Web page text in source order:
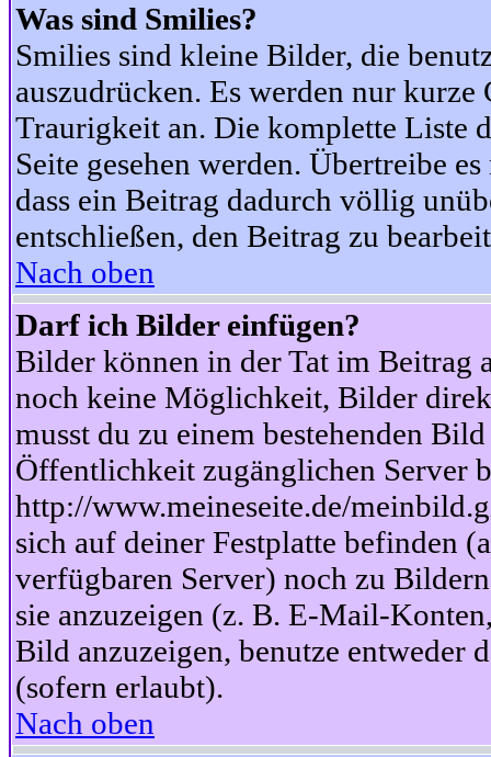
Was sind Smilies?
Smilies sind kleine Bilder, die
auszudrücken. Es werden nur
Traurigkeit an. Die komplette Liste
Seite gesehen werden. Übertreibe
dass ein Beitrag dadurch völlig
entschließen, den Beitrag zu
Nach oben
Darf ich Bilder einfügen?
Bilder können in der Tat im Beitrag
noch keine Möglichkeit, Bilder
musst du zu einem bestehenden
Öffentlichkeit zugänglichen Server
http://www.meineseite.de/
sich auf deiner Festplatte befinden
verfügbaren Server) noch zu
sie anzuzeigen (z. B. E-Mail-
Bild anzuzeigen, benutze
(sofern erlaubt).
Nach oben